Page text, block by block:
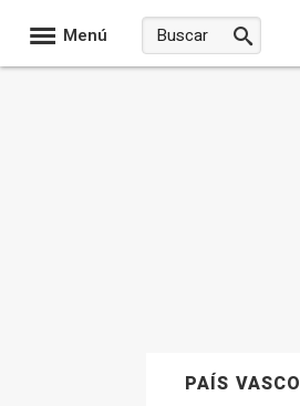
Menú
PAÍS VASCO